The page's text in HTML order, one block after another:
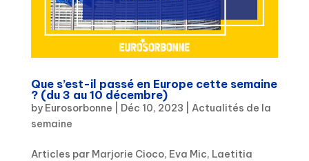
Que s’est-il passé en Europe cette semaine
? (du 3 au 10 décembre)
by Eurosorbonne Déc 10, 2023
Actualités de la
semaine
Articles par Marjorie Cioco, Eva Mic, Laetitia